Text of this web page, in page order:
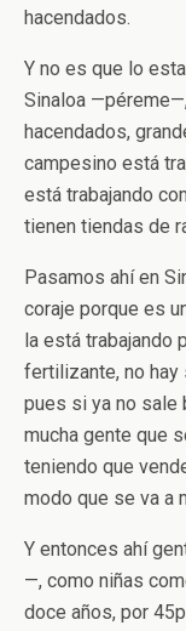
hacendados.
Y no es que lo
Sinaloa
hacendados,
campesino está
está trabajando
tienen tiendas de
Pasamos ahí en
coraje porque es
la está trabajando
fertilizante, no hay
pues si ya no sale
mucha gente que
teniendo que
modo que se va a
Y entonces ahí
—, como niñas
doce años, por